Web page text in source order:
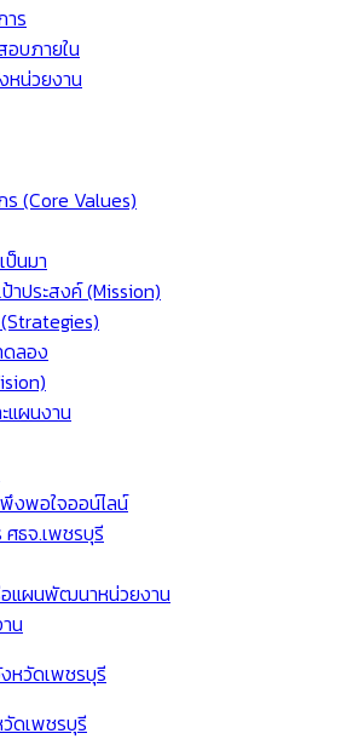
ร
บภายใน
หน่วยงาน
(Core Values)
ป็นมา
าประสงค์ (Mission)
ลอง
แผนงาน
งพอใจออน์ไลน์
ธจ.เพชรบุรี
แผนพัฒนาหน่วยงาน
น
ดเพชรบุรี